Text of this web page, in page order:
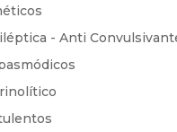
- Anti